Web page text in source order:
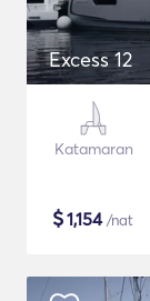
Excess 12
Katamaran
$1,154/nat